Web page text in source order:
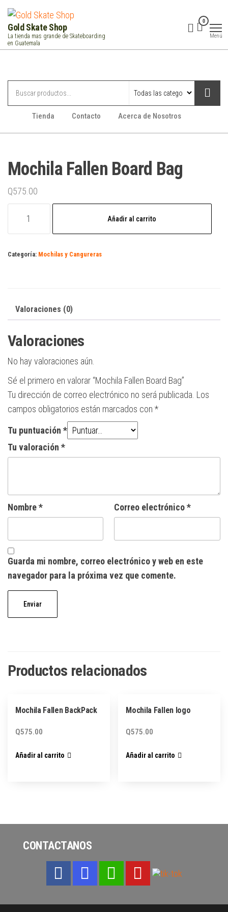
Saltar
contenido
Gold Skate Shop
La tienda mas grande de Skateboarding
en Guatemala
0
Menú
Tienda Contacto Acerca de Nosotros
Mochila Fallen Board Bag
Q575.00
Fallen
Bag
Añadir al carrito
Categoría: Mochilas y Cangureras
Valoraciones (0)
Valoraciones
No hay valoraciones aún.
Sé el primero en valorar “Mochila Fallen Board Bag”
Tu dirección de correo electrónico no será publicada. Los
campos obligatorios están marcados con *
Tu puntuación *
Tu valoración *
Nombre* Correo electrónico*
Guarda mi nombre, correo electrónico y web en este
navegador para la próxima vez que comente.
Productos relacionados
Mochila Fallen BackPack
Q575.00
Añadir al carrito
Mochila Fallen logo
Q575.00
Añadir al carrito
CONTACTANOS